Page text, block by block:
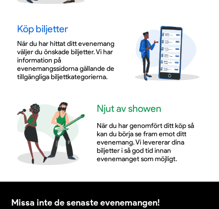
Köp biljetter
När du har hittat ditt evenemang
väljer du önskade biljetter. Vi har
information på
evenemangssidorna gällande de
tillgängliga biljettkategorierna.
Njut av showen
När du har genomfört ditt köp så
kan du börja se fram emot ditt
evenemang. Vi levererar dina
biljetter i så god tid innan
evenemanget som möjligt.
Missa inte de senaste evenemangen!